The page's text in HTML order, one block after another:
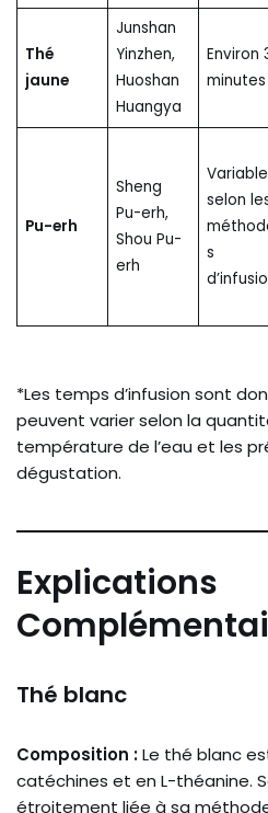
Thé
jaune
Junshan
Yinzhen,
Huoshan
Huangya
Environ
minutes
Pu-erh
Sheng
Pu-erh,
Shou Pu-
erh
Variable
selon
s
*Les temps d’infusion sont
peuvent varier selon la
température de l’eau et les
dégustation.
Explications
Thé blanc
Composition :Le thé blanc
catéchines et en L-théanine.
étroitement liée à sa